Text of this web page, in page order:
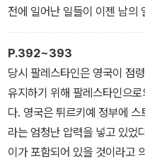
전에 일어난 일들이 이젠 남의
P.392~393
당시 팔레스타인은 영국이 점
유지하기 위해 팔레스타인으
다. 영국은 튀르키예 정부에
라는 엄청난 압력을 넣고 있었
이가 포함되어 있을 것이라고